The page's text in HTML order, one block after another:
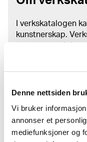
Denne nettsiden
Vi bruker
annonser et
mediefunksjoner og
I verkskatalogen
kunstnerskap.
museumsobjekter,
kunstverk. I
Edvard Munch
kommune i 1940,
til Rolf Stenersen,